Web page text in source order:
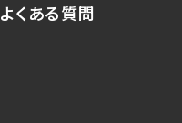
よくある質問